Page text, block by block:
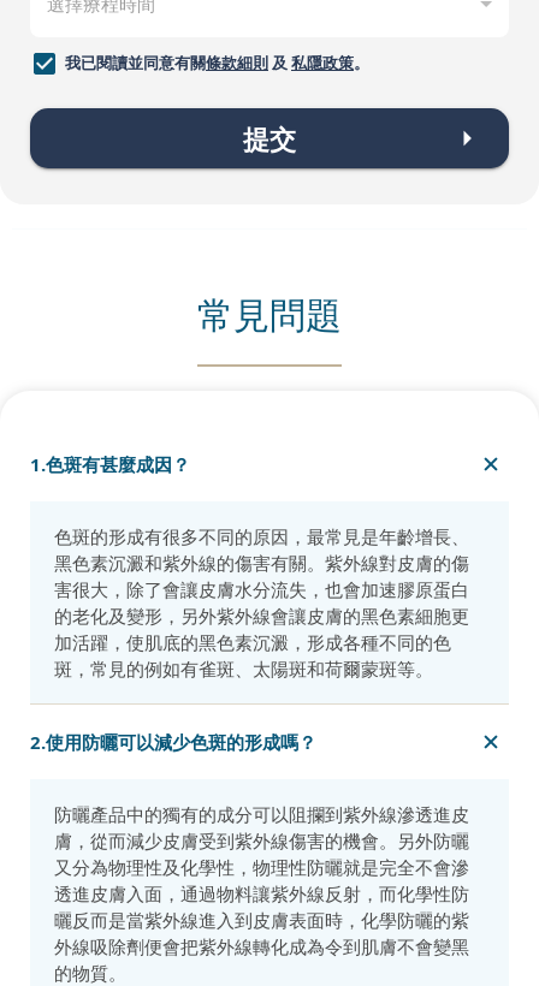
我已閱讀並同意有關條款細則及 私隱政策。
提交
常見問題
1.色斑有甚麼成因？
色斑的形成有很多不同的原因，最常見是年齡增長、
黑色素沉澱和紫外線的傷害有關。紫外線對皮膚的傷
害很大，除了會讓皮膚水分流失，也會加速膠原蛋白
的老化及變形，另外紫外線會讓皮膚的黑色素細胞更
加活躍，使肌底的黑色素沉澱，形成各種不同的色
斑，常見的例如有雀斑、太陽斑和荷爾蒙斑等。
2.使用防曬可以減少色斑的形成嗎？
防曬產品中的獨有的成分可以阻攔到紫外線滲透進皮
膚，從而減少皮膚受到紫外線傷害的機會。另外防曬
又分為物理性及化學性，物理性防曬就是完全不會滲
透進皮膚入面，通過物料讓紫外線反射，而化學性防
曬反而是當紫外線進入到皮膚表面時，化學防曬的紫
外線吸除劑便會把紫外線轉化成為令到肌膚不會變黑
的物質。